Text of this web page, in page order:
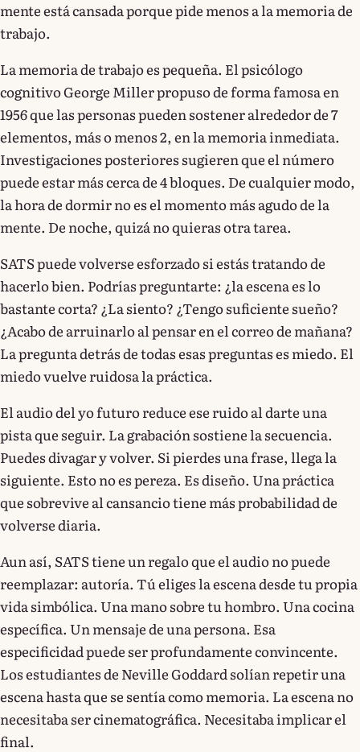
mente está cansada porque pide menos a la memoria de
trabajo.
La memoria de trabajo es pequeña. El psicólogo
cognitivo George Miller propuso de forma famosa en
1956 que las personas pueden sostener alrededor de 7
elementos, más o menos 2, en la memoria inmediata.
Investigaciones posteriores sugieren que el número
puede estar más cerca de 4 bloques. De cualquier modo,
la hora de dormir no es el momento más agudo de la
mente. De noche, quizá no quieras otra tarea.
SATS puede volverse esforzado si estás tratando de
hacerlo bien. Podrías preguntarte: ¿la escena es lo
bastante corta? ¿La siento? ¿Tengo suficiente sueño?
¿Acabo de arruinarlo al pensar en el correo de mañana?
La pregunta detrás de todas esas preguntas es miedo. El
miedo vuelve ruidosa la práctica.
El audio del yo futuro reduce ese ruido al darte una
pista que seguir. La grabación sostiene la secuencia.
Puedes divagar y volver. Si pierdes una frase, llega la
siguiente. Esto no es pereza. Es diseño. Una práctica
que sobrevive al cansancio tiene más probabilidad de
volverse diaria.
Aun así, SATS tiene un regalo que el audio no puede
reemplazar: autoría. Tú eliges la escena desde tu propia
vida simbólica. Una mano sobre tu hombro. Una cocina
específica. Un mensaje de una persona. Esa
especificidad puede ser profundamente convincente.
Los estudiantes de Neville Goddard solían repetir una
escena hasta que se sentía como memoria. La escena no
necesitaba ser cinematográfica. Necesitaba implicar el
final.